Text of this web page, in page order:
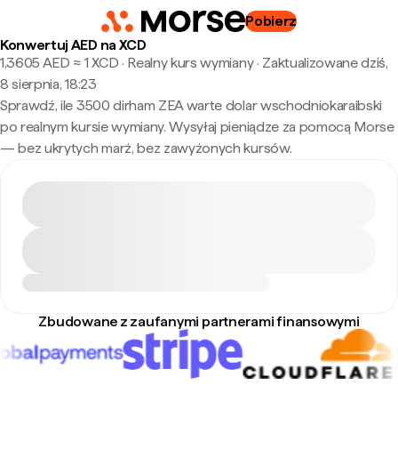
Pobierz
Konwertuj AED na XCD
1,3605 AED ≈ 1 XCD · Realny kurs wymiany· Zaktualizowane dziś,
8 sierpnia, 18:23
Sprawdź, ile 3500 dirham ZEA warte dolar wschodniokaraibski
po realnym kursie wymiany. Wysyłaj pieniądze za pomocą Morse
— bez ukrytych marż, bez zawyżonych kursów.
Zbudowane z zaufanymi partnerami finansowymi